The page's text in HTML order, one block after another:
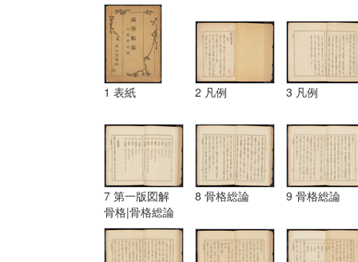
1 表紙 2 凡例 3 凡例
7 第一版図解
骨格|骨格総論
8 骨格総論 9 骨格総論